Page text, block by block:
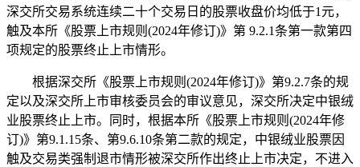
深交所交易系统连续二十个交易日的股票收盘价均低于1元，
触及本所《股票上市规则(2024年修订)》第 9.2.1条第一款第四
项规定的股票终止上市情形。
根据深交所《股票上市规则(2024年修订)》第9.2.7条的规
定以及深交所上市审核委员会的审议意见，深交所决定中银绒
业股票终止上市。同时，根据本所《股票上市规则(2024年修
订)》第9.1.15条、第9.6.10条第二款的规定，中银绒业股票因
触及交易类强制退市情形被深交所作出终止上市决定，不进入